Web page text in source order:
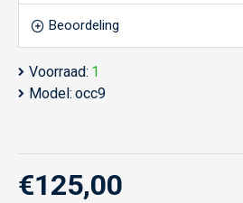
Beoordeling
Voorraad: 1
Model: occ9
€125,00